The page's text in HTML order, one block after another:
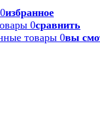
0избранное
0сравнить
товары 0вы